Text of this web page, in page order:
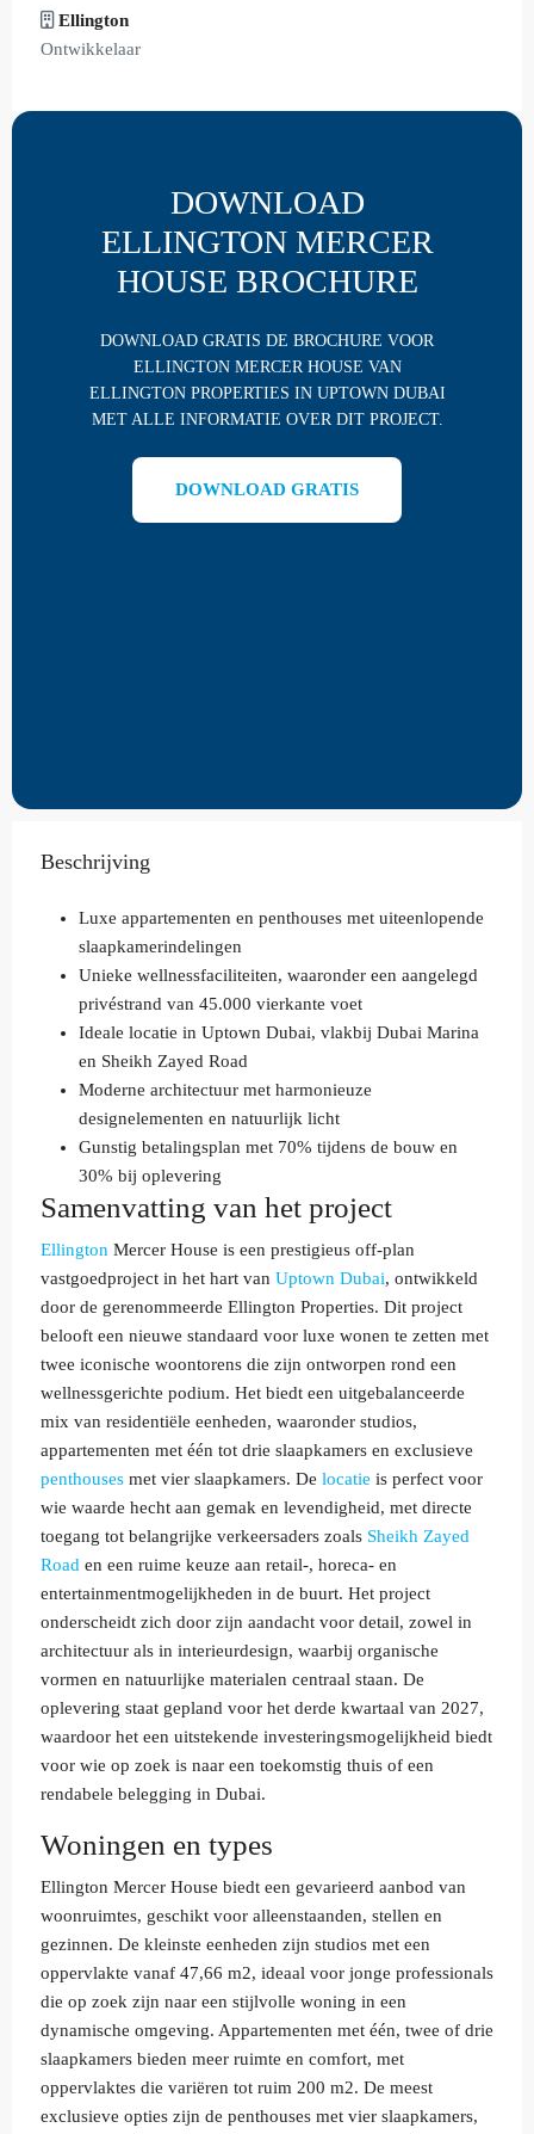
Ellington
Ontwikkelaar
DOWNLOAD
ELLINGTON MERCER
HOUSE BROCHURE
DOWNLOAD GRATIS DE BROCHURE VOOR
ELLINGTON MERCER HOUSE VAN
ELLINGTON PROPERTIES IN UPTOWN DUBAI
MET ALLE INFORMATIE OVER DIT PROJECT.
DOWNLOAD GRATIS
Beschrijving
Luxe appartementen en penthouses met uiteenlopende
slaapkamerindelingen
Unieke wellnessfaciliteiten, waaronder een aangelegd
privéstrand van 45.000 vierkante voet
Ideale locatie in Uptown Dubai, vlakbij Dubai Marina
en Sheikh Zayed Road
Moderne architectuur met harmonieuze
designelementen en natuurlijk licht
Gunstig betalingsplan met 70% tijdens de bouw en
30% bij oplevering
Samenvatting van het project
Ellington Mercer House is een prestigieus off-plan
vastgoedproject in het hart van Uptown Dubai, ontwikkeld
door de gerenommeerde Ellington Properties. Dit project
belooft een nieuwe standaard voor luxe wonen te zetten met
twee iconische woontorens die zijn ontworpen rond een
wellnessgerichte podium. Het biedt een uitgebalanceerde
mix van residentiële eenheden, waaronder studios,
appartementen met één tot drie slaapkamers en exclusieve
penthouses met vier slaapkamers. De locatie is perfect voor
wie waarde hecht aan gemak en levendigheid, met directe
toegang tot belangrijke verkeersaders zoals Sheikh Zayed
Road en een ruime keuze aan retail-, horeca- en
entertainmentmogelijkheden in de buurt. Het project
onderscheidt zich door zijn aandacht voor detail, zowel in
architectuur als in interieurdesign, waarbij organische
vormen en natuurlijke materialen centraal staan. De
oplevering staat gepland voor het derde kwartaal van 2027,
waardoor het een uitstekende investeringsmogelijkheid biedt
voor wie op zoek is naar een toekomstig thuis of een
rendabele belegging in Dubai.
Woningen en types
Ellington Mercer House biedt een gevarieerd aanbod van
woonruimtes, geschikt voor alleenstaanden, stellen en
gezinnen. De kleinste eenheden zijn studios met een
oppervlakte vanaf 47,66 m2, ideaal voor jonge professionals
die op zoek zijn naar een stijlvolle woning in een
dynamische omgeving. Appartementen met één, twee of drie
slaapkamers bieden meer ruimte en comfort, met
oppervlaktes die variëren tot ruim 200 m2. De meest
exclusieve opties zijn de penthouses met vier slaapkamers,